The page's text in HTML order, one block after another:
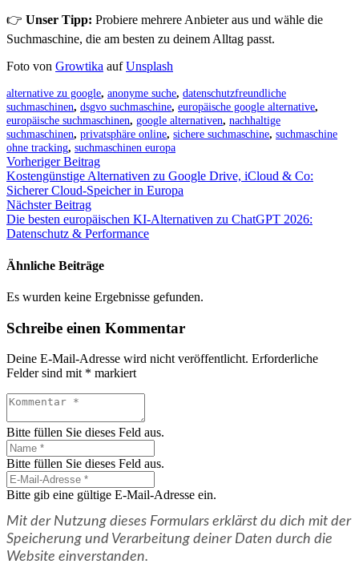
👉 Unser Tipp: Probiere mehrere Anbieter aus und wähle die
Suchmaschine, die am besten zu deinem Alltag passt.
Foto von Growtika aufUnsplash
alternative zu google, anonyme suche, datenschutzfreundliche
suchmaschinen, dsgvo suchmaschine, europäische google alternative,
europäische suchmaschinen, google alternativen, nachhaltige
suchmaschinen, privatsphäre online, sichere suchmaschine, suchmaschine
ohne tracking, suchmaschinen europa
Vorheriger Beitrag
Kostengünstige Alternativen zu Google Drive, iCloud & Co:
Sicherer Cloud-Speicher in Europa
Nächster Beitrag
Die besten europäischen KI-Alternativen zu ChatGPT 2026:
Datenschutz & Performance
Ähnliche Beiträge
Es wurden keine Ergebnisse gefunden.
Schreibe einen Kommentar
Deine E-Mail-Adresse wird nicht veröffentlicht. Erforderliche
Felder sind mit * markiert
Bitte füllen Sie dieses Feld aus.
Bitte füllen Sie dieses Feld aus.
Bitte gib eine gültige E-Mail-Adresse ein.
Mit der Nutzung dieses Formulars erklärst du dich mit der
Speicherung und Verarbeitung deiner Daten durch die
Website einverstanden.